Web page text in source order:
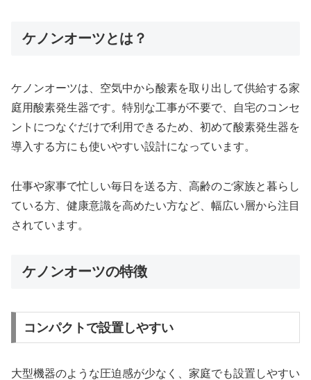
ケノンオーツとは？
ケノンオーツは、空気中から酸素を取り出して供給する家
庭用酸素発生器です。特別な工事が不要で、自宅のコンセ
ントにつなぐだけで利用できるため、初めて酸素発生器を
導入する方にも使いやすい設計になっています。
仕事や家事で忙しい毎日を送る方、高齢のご家族と暮らし
ている方、健康意識を高めたい方など、幅広い層から注目
されています。
ケノンオーツの特徴
コンパクトで設置しやすい
大型機器のような圧迫感が少なく、家庭でも設置しやすい